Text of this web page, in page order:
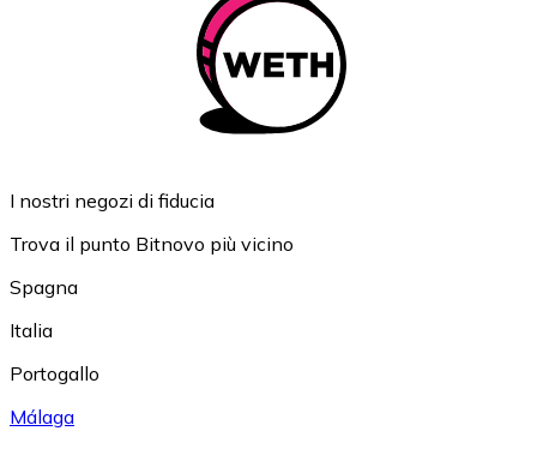
I nostri negozi di fiducia
Trova il punto Bitnovo più vicino
Spagna
Italia
Portogallo
Málaga